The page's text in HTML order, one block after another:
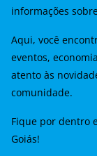
informações
Aqui, você
eventos,
atento às
comunidade.
Fique por dentro
Goiás!